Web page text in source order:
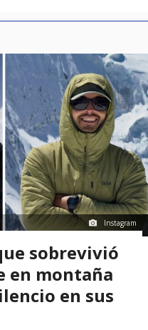
Instagram
sobrevivió
en montaña
en sus